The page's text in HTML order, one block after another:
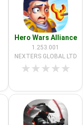
Hero Wars Alliance
1.253.001
NEXTERS GLOBAL LTD
★★★★★